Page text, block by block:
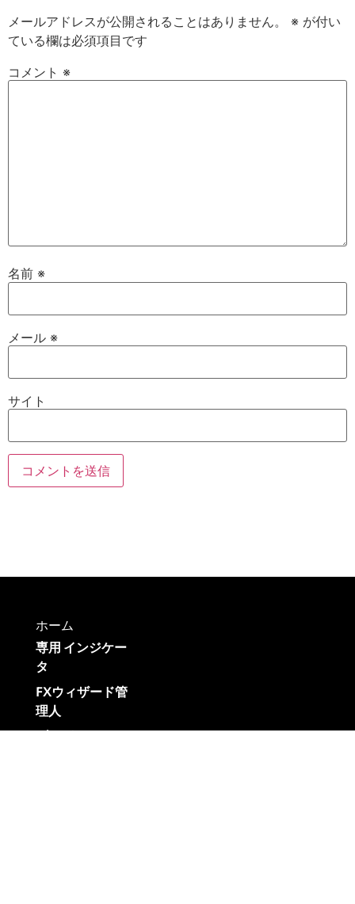
メールアドレスが公開されることはありません。 ※ が付い
ている欄は必須項目です
コメント ※
名前 ※
メール ※
サイト
ホーム
専用 インジケー
タ
FXウィザード管
理人